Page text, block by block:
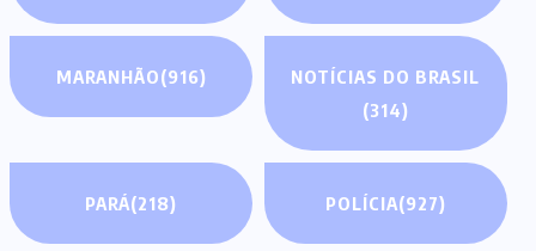
MARANHÃO(916)
NOTÍCIAS DO BRASIL
(314)
PARÁ(218) POLÍCIA(927)